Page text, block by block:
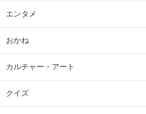
エンタメ
おかね
カルチャー・アート
クイズ